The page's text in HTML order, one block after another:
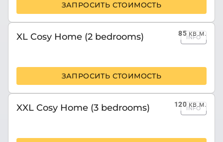
ЗАПРОСИТЬ СТОИМОСТЬ
85кв.м.
XL Cosy Home (2 bedrooms) INFO
ЗАПРОСИТЬ СТОИМОСТЬ
120кв.м.
XXL Cosy Home (3 bedrooms) INFO